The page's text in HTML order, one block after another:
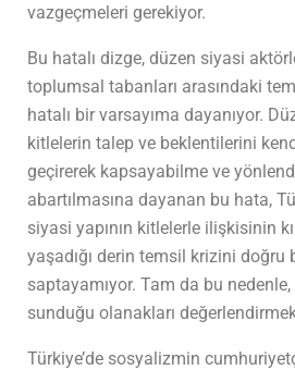
vazgeçmeleri gerekiyor.
Bu hatalı dizge, düzen siyasi
toplumsal tabanları arasındaki
hatalı bir varsayıma dayanıyor.
kitlelerin talep ve beklentilerini
geçirerek kapsayabilme ve
abartılmasına dayanan bu hata,
siyasi yapının kitlelerle ilişkisinin
yaşadığı derin temsil krizini doğru
saptayamıyor. Tam da bu
sunduğu olanakları
Türkiye’de sosyalizmin